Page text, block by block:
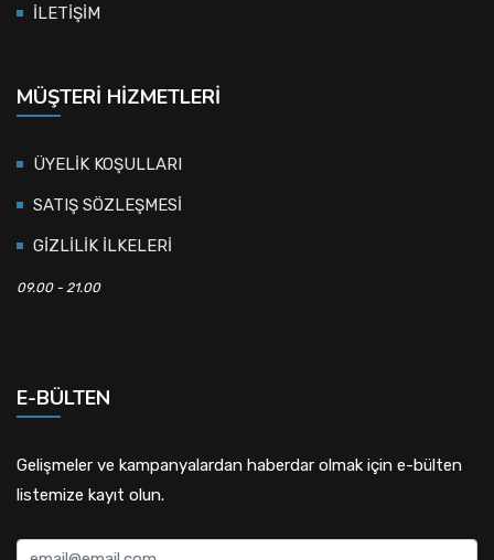
İLETİŞİM
MÜŞTERI HIZMETLERI
ÜYELİK KOŞULLARI
SATIŞ SÖZLEŞMESİ
GİZLİLİK İLKELERİ
09.00 - 21.00
E-BÜLTEN
Gelişmeler ve kampanyalardan haberdar olmak için e-bülten
listemize kayıt olun.